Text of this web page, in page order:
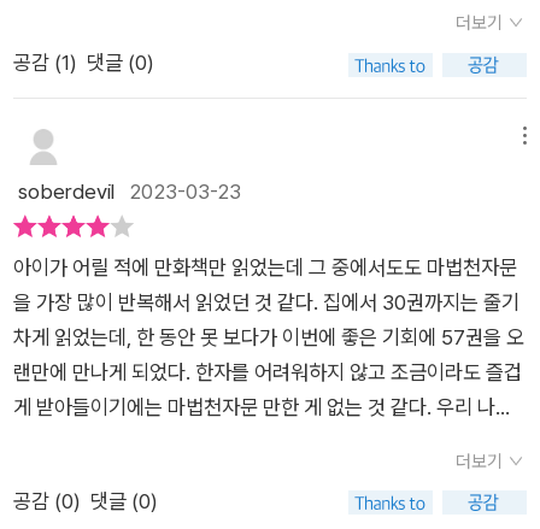
장에 담겨 있어서 더 소중하게 다가오네요.또 스페셜 카드가 있는
데... 한자 어휘 카드 20장, 캐릭터 카드 3장이 있지요.아마도 꾸
터 새로운 마공앱(마법천자문 공식 앱 )과 AR 콘텐츠를 통해서
스마트폰을 통해서 카드를 활용해 볼 수가 있어서 아주 재미있게
게임하고 공부도 되는 것 같습니다.이번 57권에서 사용되는 초
등 필수 어휘 20개가 앞페이지에 소개가 됩니다.책을 본격적으
로 읽기 전에 어휘의 의미를 미리 읽고 책을 읽으면 더 재미있고
맥락을 파악하기 쉽겠죠?기호, 신호, 정보, 경보, 낙서, 암호, 보
수, 보고, 문서, 서고, 온당, 부당, 공격, 목격, 통치,당연, 습격, 충
격, 치안, 치료 입니다.56권에서 거대 지네 괴물을 물리치는데 성
공을 하죠. 그리고 아공과 아람치는 리더 등록 축제에 참가하지
등급으로 합격하죠.시험에 합격한 아람치는 리더 아카데미에 입
학을 하지만 오공은 떨어져 절친과도 헤어져....씁쓸한데요.​리더
듯이 한자를 학습하게 만든 것은 TV 에니메이션으로 개봉한 것
이 한몫했으며, 10년이 지난 지금은 기술의 발달로 인해 증강현
앱을 열어 증강현실(AR)을 구동하면 마치 눈 앞에서 만화 캐릭터
가 살아 움직이는 것을 볼 수 있다. (마법주문(한자학습)을 신나
게 따라하는 아이를 눈앞에서 볼 수 있을 것이다.) 2003년 [불어
째 연제중인 것을 보면 마법천자문의 인기를 실감할 수 있을 것이
다. 특별히, 이번 57권에는 초판한정으로 만화가의 사인이 수록
되어 있는 특별엽서와 만화카드가 함께 수록되어있다. 57권의
이야기는 리더시험에 떨어진 오공이 소스시티의 미리내 거리를
배회하면서 시작된다. 오공은 미리내 거리에서 세명의 예비 리더
(기어, 수봉, 우지크)를 만나게 된다. 그 들은 능력을 사고 팔 수
있는 가게를 찾고 있었는데 능력을 팔아서 집을 돕고 싶다는 리더
더보기
공감 (1) 댓글 (0)
soberdevil 2023-03-23
아이가 어릴 적에 만화책만 읽었는데 그 중에서도도 마법천자문
을 가장 많이 반복해서 읽었던 것 같다. 집에서 30권까지는 줄기
차게 읽었는데, 한 동안 못 보다가 이번에 좋은 기회에 57권을 오
랜만에 만나게 되었다. 한자를 어려워하지 않고 조금이라도 즐겁
게 받아들이기에는 마법천자문 만한 게 없는 것 같다. 우리 나라
야 하는데, 이 책을 통해 한자 어휘를 학습하고, 20개의 초등 필
수 어휘를 익히며, 그와 관련된 유의어, 반의어, 연상어도 함께 학
더보기
공감 (0) 댓글 (0)